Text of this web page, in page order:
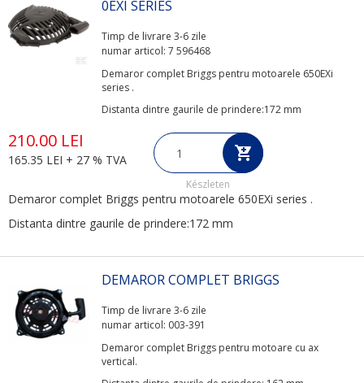
0EXI SERIES
Timp de livrare 3-6 zile
numar articol: 7 596468
Demaror complet Briggs pentru motoarele 650EXi
series .
Distanta dintre gaurile de prindere:172 mm
210.00 LEI
165.35 LEI + 27 % TVA
Készleten
Demaror complet Briggs pentru motoarele 650EXi series .
Distanta dintre gaurile de prindere:172 mm
DEMAROR COMPLET BRIGGS
Timp de livrare 3-6 zile
numar articol: 003-391
Demaror complet Briggs pentru motoare cu ax
vertical.